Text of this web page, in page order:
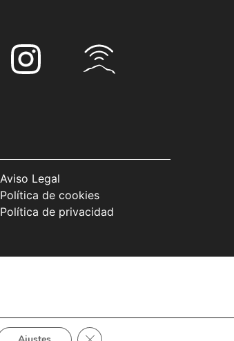
Aviso Legal
Política de cookies
Política de privacidad
Cerrar el banner de cookies